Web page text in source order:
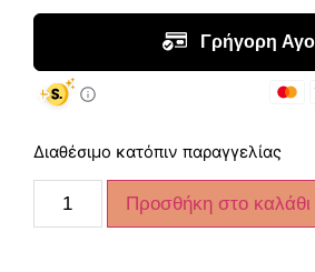
Διαθέσιμο κατόπιν παραγγελίας
Προσθήκη στο καλάθι